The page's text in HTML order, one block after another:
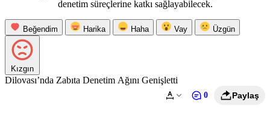
denetim süreçlerine katkı sağlayabilecek.
Beğendim Harika Haha Vay Üzgün
Kızgın
Dilovası’nda Zabıta Denetim Ağını Genişletti
0 Paylaş